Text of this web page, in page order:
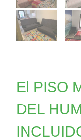
El PISO
DEL